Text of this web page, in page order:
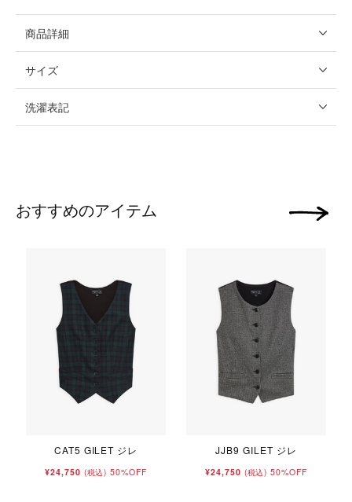
商品詳細
サイズ
洗濯表記
おすすめのアイテム
CAT5 GILET ジレ
¥24,750 (税込) 50%OFF
JJB9 GILET ジレ
¥24,750 (税込) 50%OFF
次の画像